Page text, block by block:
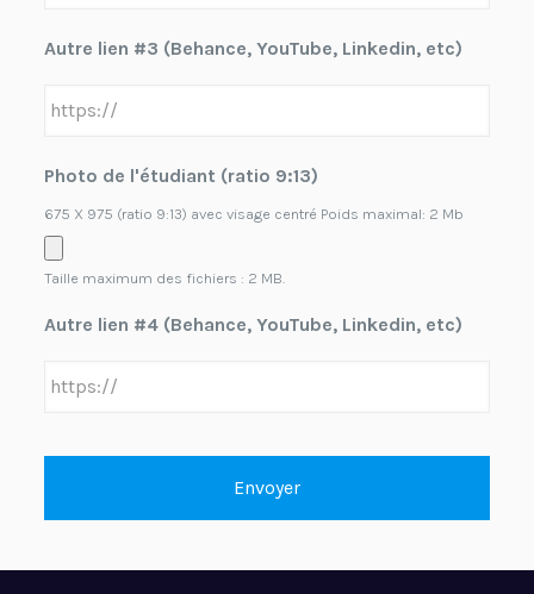
Autre lien #3 (Behance, YouTube, Linkedin, etc)
Photo de l'étudiant (ratio 9:13)
675 X 975 (ratio 9:13) avec visage centré Poids maximal: 2 Mb
Taille maximum des fichiers : 2 MB.
Autre lien #4 (Behance, YouTube, Linkedin, etc)